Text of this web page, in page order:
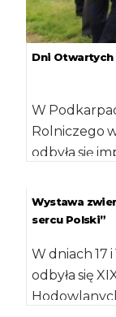
Dni Otwartych
W
Rolniczego
odbyła się
Wystawa
sercu Polski”
W dniach 17
odbyła się